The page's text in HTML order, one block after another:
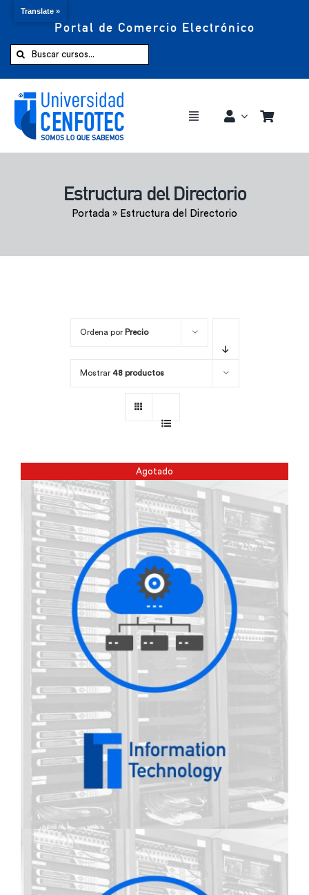
Portal de Comercio Electrónico
Buscar:
Toggle
Comprar ahora
Estructura del Directorio
Portada » Estructura del Directorio
Ordena por Precio
Mostrar 48 productos
Agotado
Translate »